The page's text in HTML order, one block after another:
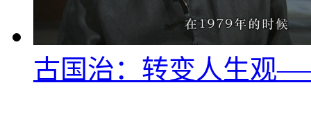
古国治：转变人生观